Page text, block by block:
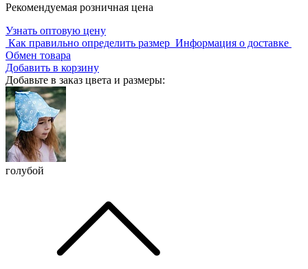
Рекомендуемая розничная цена
Узнать оптовую цену
Как правильно определить размер Информация о доставке
Обмен товара
Добавить в корзину
Добавьте в заказ цвета и размеры:
голубой